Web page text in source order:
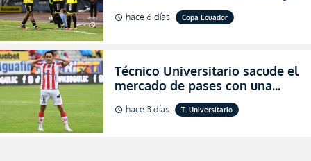
dónde ver EN VIVO los octavos
de final de la Copa Ecuador
schedule hace 6 días Copa Ecuador
Técnico Universitario sacude el
mercado de pases con una
verdadera revolución para
asegurar la permanencia
schedule hace 3 días T. Universitario